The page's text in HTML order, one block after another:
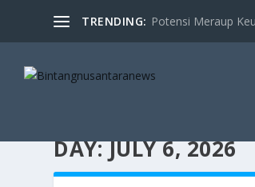
TRENDING: Potensi Meraup
DAY:JULY 6, 2026